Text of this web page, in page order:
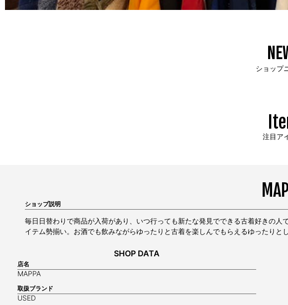
ショップ
注目ア
ショップ説明
毎日日替わりで商品が入荷があり、いつ行っても新たな発見でできる古着好きの
イテム勢揃い。お酒でも飲みながらゆったりと古着を楽しんでもらえるゆったりと
SHOP DATA
店名
MAPPA
取扱ブランド
USED